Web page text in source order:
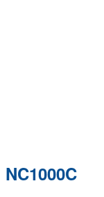
NC1000C